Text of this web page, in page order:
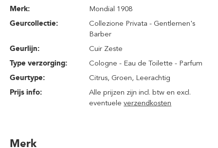
Merk:
Mondial 1908
Geurcollectie:
Collezione Privata - Gentlemen's
Barber
Geurlijn:
Cuir Zeste
Type verzorging:
Cologne - Eau de Toilette - Parfum
Geurtype:
Citrus, Groen, Leerachtig
Prijs info:
Alle prijzen zijn incl. btw en excl.
eventueleverzendkosten
Merk